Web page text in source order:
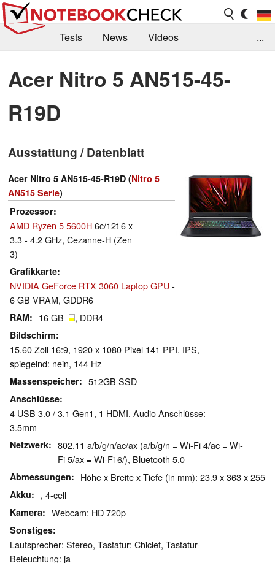
Tests News
Videos
Kaufberatung
Deals Suche
Jobs
Forum
...
Acer Nitro 5 AN515-45-
R19D
Ausstattung / Datenblatt
Acer Nitro 5 AN515-45-R19D (Nitro 5
AN515 Serie)
Prozessor
AMD Ryzen 5 5600H6c/12t 6 x
3.3 - 4.2 GHz, Cezanne-H (Zen
3)
Grafikkarte
NVIDIA GeForce RTX 3060 Laptop GPU-
6 GB VRAM, GDDR6
RAM 16 GB , DDR4
Bildschirm
15.60 Zoll 16:9, 1920 x 1080 Pixel 141 PPI, IPS,
spiegelnd: nein, 144 Hz
Massenspeicher 512GB SSD
Anschlüsse
4 USB 3.0 / 3.1 Gen1, 1 HDMI, Audio Anschlüsse:
3.5mm
Netzwerk
802.11 a/b/g/n/ac/ax (a/b/g/n = Wi-Fi 4/ac = Wi-
Fi 5/ax = Wi-Fi 6/), Bluetooth 5.0
Abmessungen Höhe x Breite x Tiefe (in mm): 23.9 x 363 x 255
Akku , 4-cell
Kamera Webcam: HD 720p
Sonstiges
Lautsprecher: Stereo, Tastatur: Chiclet, Tastatur-
Beleuchtung: ja